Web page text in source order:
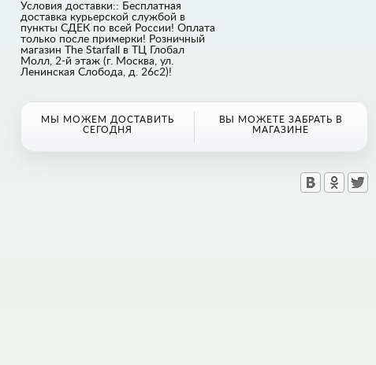
Условия доставки:: Бесплатная
доставка курьерской службой в
пункты СДЕК по всей России! Оплата
только после примерки! Розничный
магазин The Starfall в ТЦ Глобал
Молл, 2-й этаж (г. Москва, ул.
Ленинская Слобода, д. 26с2)!
МЫ МОЖЕМ ДОСТАВИТЬ
СЕГОДНЯ
ВЫ МОЖЕТЕ ЗАБРАТЬ В
МАГАЗИНЕ